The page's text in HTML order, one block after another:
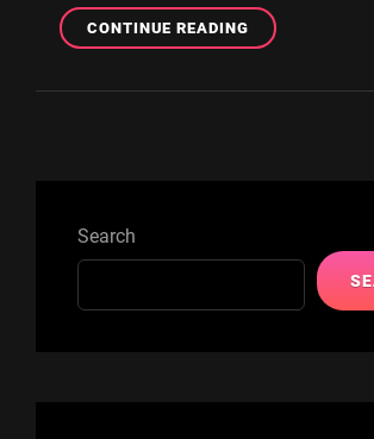
CONTINUE READINGBAXTERS
–
Search